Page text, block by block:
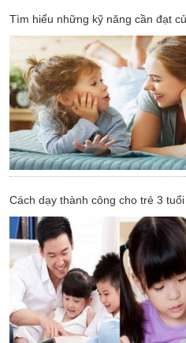
Tìm hiểu những kỹ năng cần đạt
Cách dạy thành công cho trẻ 3